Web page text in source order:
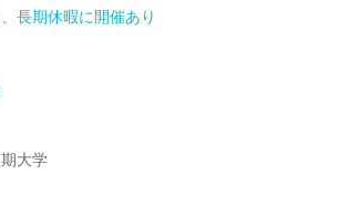
長期休暇に開催あり
大学